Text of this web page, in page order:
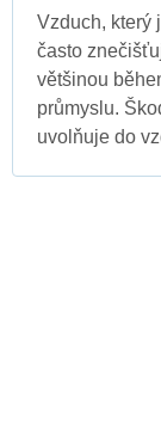
Vzduch, který
často
většinou
průmyslu.
uvolňuje do